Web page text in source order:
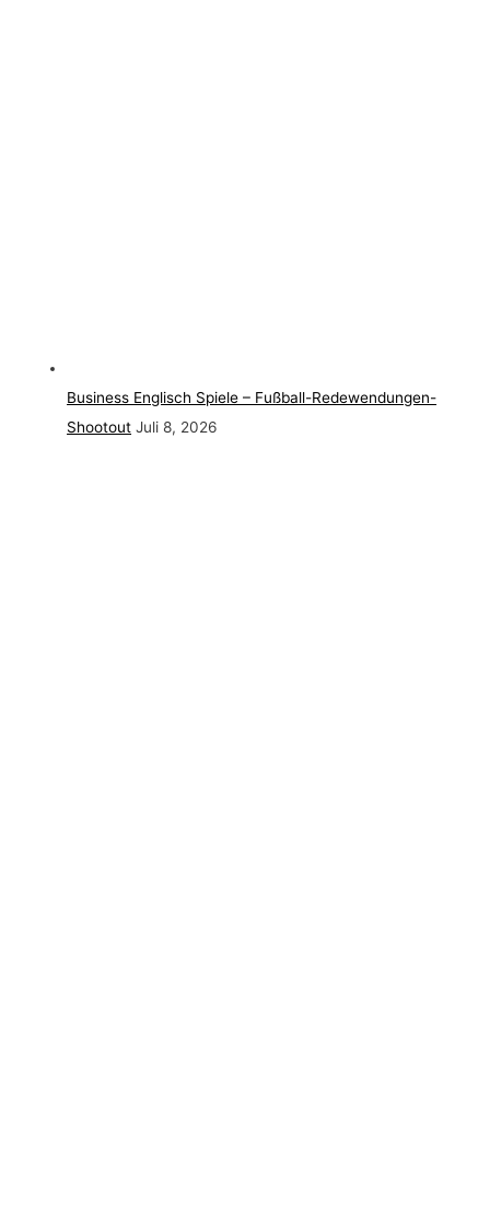
Business Englisch Spiele – Fußball-Redewendungen-
Shootout Juli 8, 2026